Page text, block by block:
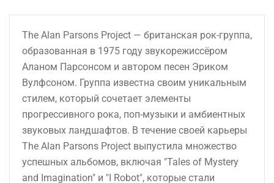
The Alan Parsons Project — британская рок-группа,
образованная в 1975 году звукорежиссёром
Аланом Парсонсом и автором песен Эриком
Вулфсоном. Группа известна своим уникальным
стилем, который сочетает элементы
прогрессивного рока, поп-музыки и амбиентных
звуковых ландшафтов. В течение своей карьеры
The Alan Parsons Project выпустила множество
успешных альбомов, включая "Tales of Mystery
and Imagination" и "I Robot", которые стали